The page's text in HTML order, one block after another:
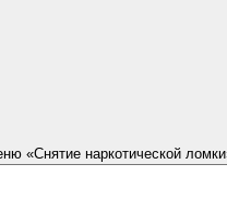
«Снятие наркотической